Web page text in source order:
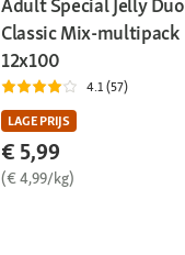
Classic Mix-multipack
12x100
4.1 (57)
LAGE PRIJS
€ 5,99
(€ 4,99/kg)